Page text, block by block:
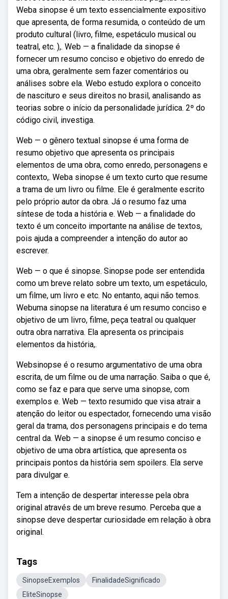
Weba sinopse é um texto essencialmente expositivo
que apresenta, de forma resumida, o conteúdo de um
produto cultural (livro, filme, espetáculo musical ou
teatral, etc. ),. Web — a finalidade da sinopse é
fornecer um resumo conciso e objetivo do enredo de
uma obra, geralmente sem fazer comentários ou
análises sobre ela. Webo estudo explora o conceito
de nascituro e seus direitos no brasil, analisando as
teorias sobre o início da personalidade jurídica. 2º do
código civil, investiga.
Web — o gênero textual sinopse é uma forma de
resumo objetivo que apresenta os principais
elementos de uma obra, como enredo, personagens e
contexto,. Weba sinopse é um texto curto que resume
a trama de um livro ou filme. Ele é geralmente escrito
pelo próprio autor da obra. Já o resumo faz uma
síntese de toda a história e. Web — a finalidade do
texto é um conceito importante na análise de textos,
pois ajuda a compreender a intenção do autor ao
escrever.
Web — o que é sinopse. Sinopse pode ser entendida
como um breve relato sobre um texto, um espetáculo,
um filme, um livro e etc. No entanto, aqui não temos.
Webuma sinopse na literatura é um resumo conciso e
objetivo de um livro, filme, peça teatral ou qualquer
outra obra narrativa. Ela apresenta os principais
elementos da história,.
Websinopse é o resumo argumentativo de uma obra
escrita, de um filme ou de uma narração. Saiba o que é,
como se faz e para que serve uma sinopse, com
exemplos e. Web — texto resumido que visa atrair a
atenção do leitor ou espectador, fornecendo uma visão
geral da trama, dos personagens principais e do tema
central da. Web — a sinopse é um resumo conciso e
objetivo de uma obra artística, que apresenta os
principais pontos da história sem spoilers. Ela serve
para divulgar e.
Tem a intenção de despertar interesse pela obra
original através de um breve resumo. Perceba que a
sinopse deve despertar curiosidade em relação à obra
original.
Tags
SinopseExemplos
FinalidadeSignificado
EliteSinopse